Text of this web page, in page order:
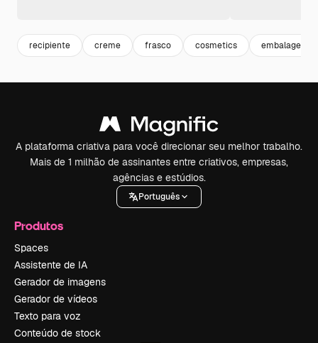
recipiente creme frasco cosmetics embalagens
A plataforma criativa para você direcionar seu melhor trabalho.
Mais de 1 milhão de assinantes entre criativos, empresas,
agências e estúdios.
Português
Produtos
Spaces
Assistente de IA
Gerador de imagens
Gerador de vídeos
Texto para voz
Conteúdo de stock